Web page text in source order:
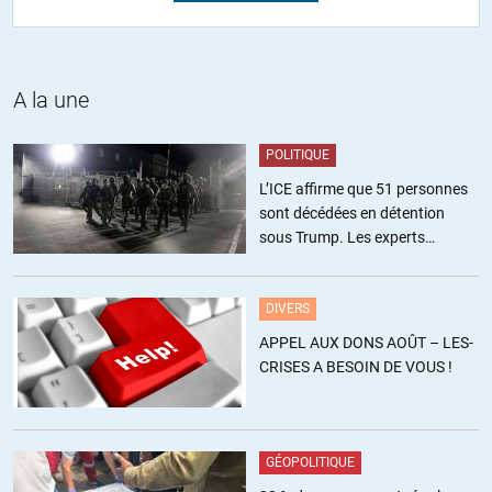
biogaz reste indispensable pour recycler les boues d’épuration et les
transports.
Actuellement, le E85 utilise 85% de bioéthanol moyennant
l’installation d’un kit. Pour le diesel, ça va de 10% à 100% selon les
moteurs. La dépendance aux carburants fossiles n’est pas encore
complexe. Le puits de carbone des végétaux compensant les
émissions de GES dues à la fabrication et la combustion. Les
partisans des voitures électriques prétendent qu’il est plus mauvais
que celui des voitures thermiques conventionnelles. C’est faux.
L’électricité est loin d’être décarbonée, surtout si on inclus les
batteries. Donc si l’on compare le bilan carbone réel des
biocarburants et celui de l’électricité au km, en incluant la production,
le stockage, la combustion et le recyclage, la voiture électrique ne
A la une
POLITIQUE
L’ICE affirme que 51 personnes
sont décédées en détention
sous Trump. Les experts
DIVERS
APPEL AUX DONS AOÛT – LES-
CRISES A BESOIN DE VOUS !
GÉOPOLITIQUE